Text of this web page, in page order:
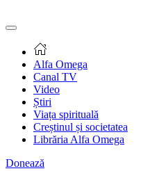
Alfa Omega
Canal TV
Video
Știri
Viața spirituală
Creștinul și societatea
Librăria Alfa Omega
Donează